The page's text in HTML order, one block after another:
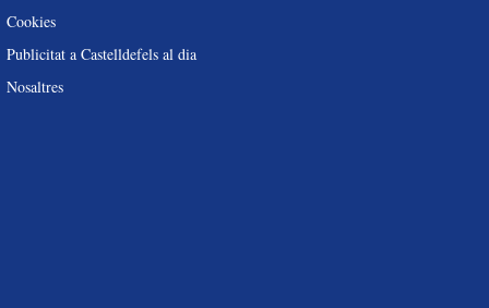
Cookies
Publicitat a Castelldefels al dia
Nosaltres